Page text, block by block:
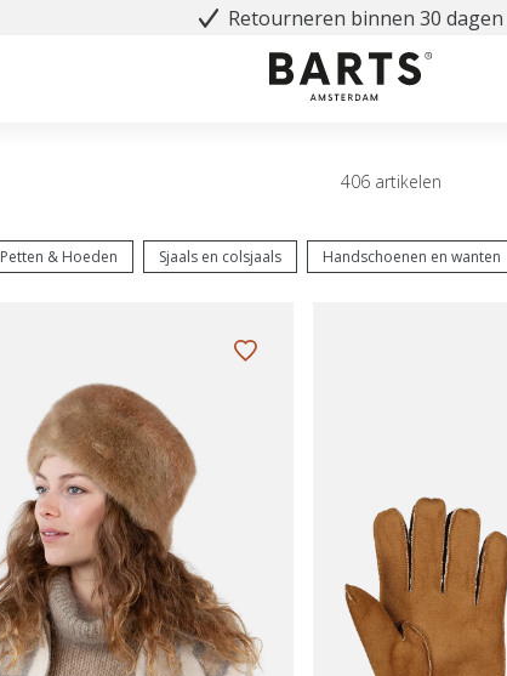
Retourneren binnen 30 dagen
406 artikelen
Petten & Hoeden Sjaals en colsjaals Handschoenen en wanten